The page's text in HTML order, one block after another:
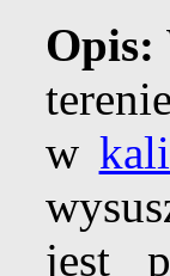
Opis:
w
jest